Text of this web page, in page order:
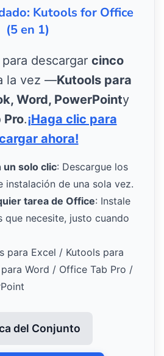
Kutools for Office
(5 en 1)
descargar cinco
la vez —Kutools para
Word, PowerPointy
Pro.¡Haga clic para
ahora!
un solo clic: Descargue los
instalación de una sola vez.
tarea de Office: Instale
que necesite, justo cuando
para Excel / Kutools para
Word / Office Tab Pro /
del Conjunto